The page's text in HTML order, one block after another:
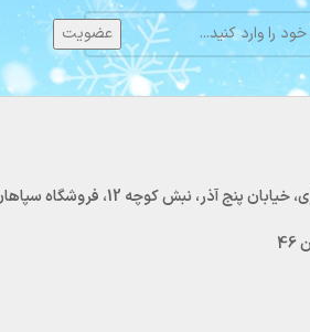
نبش کوچه 12، فروشگاه سپاهان سرما